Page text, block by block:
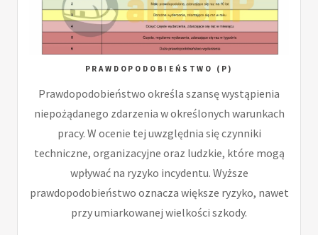
PRAWDOPODOBIEŃSTWO (P)
Prawdopodobieństwo określa szansę wystąpienia
niepożądanego zdarzenia w określonych warunkach
pracy. W ocenie tej uwzględnia się czynniki
techniczne, organizacyjne oraz ludzkie, które mogą
wpływać na ryzyko incydentu. Wyższe
prawdopodobieństwo oznacza większe ryzyko, nawet
przy umiarkowanej wielkości szkody.